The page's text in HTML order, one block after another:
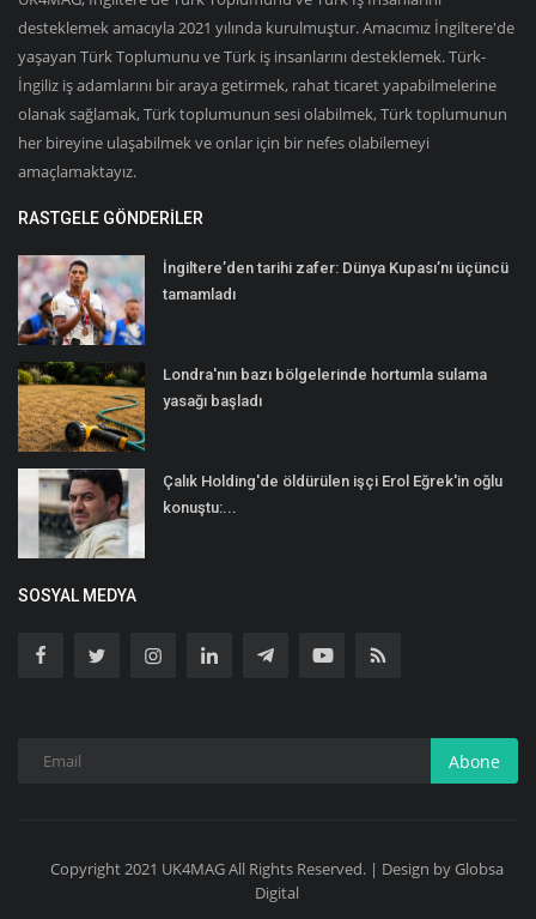
desteklemek amacıyla 2021 yılında kurulmuştur. Amacımız İngiltere'de
yaşayan Türk Toplumunu ve Türk iş insanlarını desteklemek. Türk-
İngiliz iş adamlarını bir araya getirmek, rahat ticaret yapabilmelerine
olanak sağlamak, Türk toplumunun sesi olabilmek, Türk toplumunun
her bireyine ulaşabilmek ve onlar için bir nefes olabilemeyi
amaçlamaktayız.
RASTGELE GÖNDERILER
İngiltere’den tarihi zafer: Dünya Kupası’nı üçüncü
tamamladı
Londra'nın bazı bölgelerinde hortumla sulama
yasağı başladı
Çalık Holding'de öldürülen işçi Erol Eğrek'in oğlu
konuştu:...
SOSYAL MEDYA
Abone
Copyright 2021 UK4MAG All Rights Reserved. | Design by Globsa
Digital